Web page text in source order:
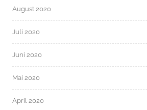
August 2020
Juli 2020
Juni 2020
Mai 2020
April 2020